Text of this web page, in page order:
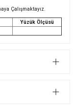
Çalışmaktayız.
Yüzük Ölçüsü